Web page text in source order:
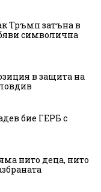
Тръмп затъна в
символична
в защита на
бие ГЕРБ с
нито деца, нито